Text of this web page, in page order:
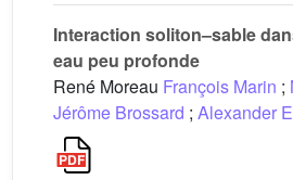
Interaction soliton–sable
eau peu profonde
René Moreau François Marin ;
Jérôme Brossard ; Alexander